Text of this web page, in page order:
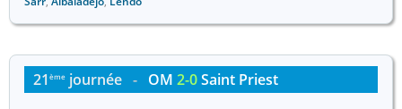
21 ème journée - OM 2-0Saint Priest